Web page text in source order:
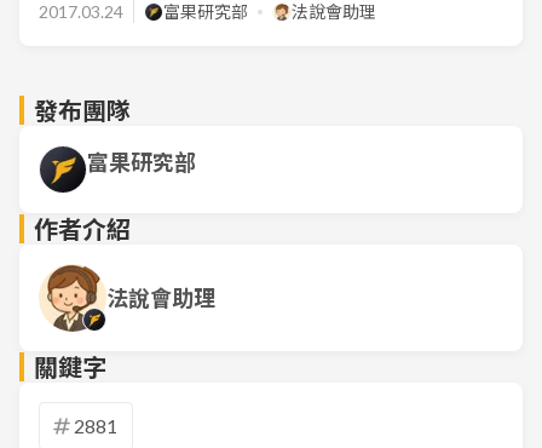
2017.03.24 富果研究部 法說會助理
發布團隊
富果研究部
作者介紹
法說會助理
關鍵字
2881